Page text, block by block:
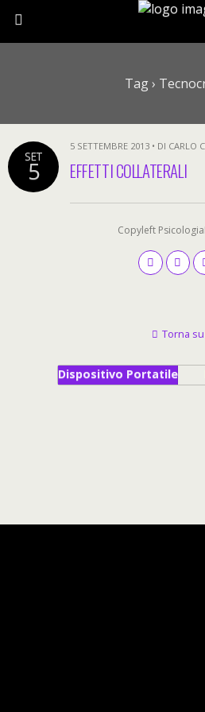
Tag ›
SET
5
5 SETTEMBRE 2013 • DI CARLO
EFFETTI COLLATERALI
Copyleft
Torna su
Dispositivo Portatile